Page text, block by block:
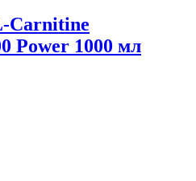
Carnitine
Power 1000 мл